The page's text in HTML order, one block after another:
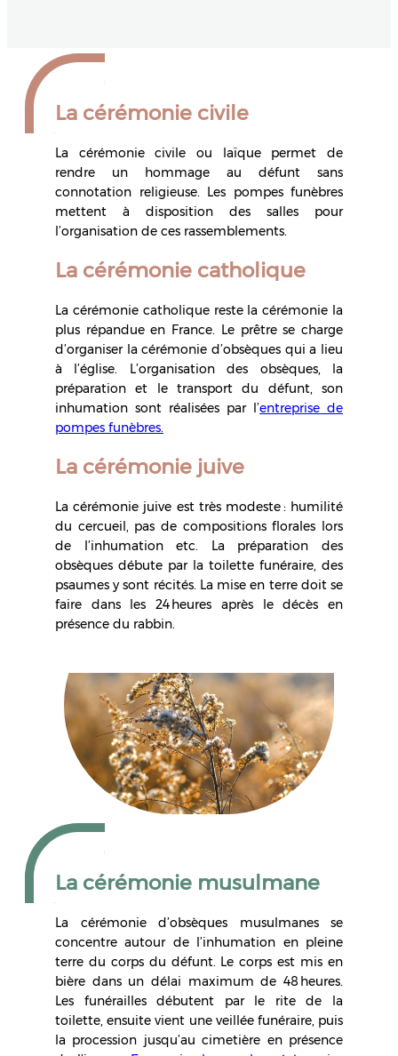
La cérémonie civile
La cérémonie civile ou laïque permet de
rendre un hommage au défunt sans
connotation religieuse. Les pompes funèbres
mettent à disposition des salles pour
l’organisation de ces rassemblements.
La cérémonie catholique
La cérémonie catholique reste la cérémonie la
plus répandue en France. Le prêtre se charge
d’organiser la cérémonie d’obsèques qui a lieu
à l’église. L’organisation des obsèques, la
préparation et le transport du défunt, son
inhumation sont réalisées par l’entreprise de
pompes funèbres.
La cérémonie juive
La cérémonie juive est très modeste : humilité
du cercueil, pas de compositions florales lors
de l’inhumation etc. La préparation des
obsèques débute par la toilette funéraire, des
psaumes y sont récités. La mise en terre doit se
faire dans les 24 heures après le décès en
présence du rabbin.
La cérémonie musulmane
La cérémonie d’obsèques musulmanes se
concentre autour de l’inhumation en pleine
terre du corps du défunt. Le corps est mis en
bière dans un délai maximum de 48 heures.
Les funérailles débutent par le rite de la
toilette, ensuite vient une veillée funéraire, puis
la procession jusqu’au cimetière en présence